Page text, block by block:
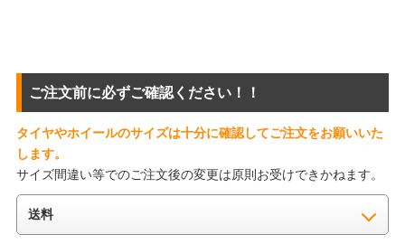
ご注文前に必ずご確認ください！！
タイヤやホイールのサイズは十分に確認してご注文をお願いいた
します。
サイズ間違い等でのご注文後の変更は原則お受けできかねます。
送料